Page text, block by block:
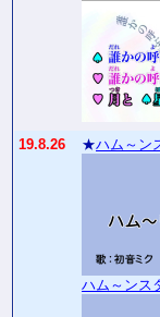
19.8.26
★ハム～ン
ハム～ンス